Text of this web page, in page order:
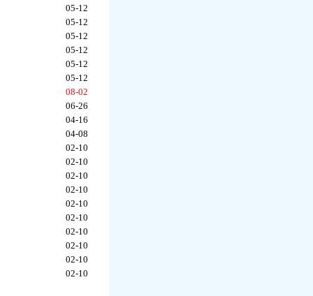
05-12
05-12
05-12
05-12
05-12
05-12
08-02
06-26
04-16
04-08
02-10
02-10
02-10
02-10
02-10
02-10
02-10
02-10
02-10
02-10